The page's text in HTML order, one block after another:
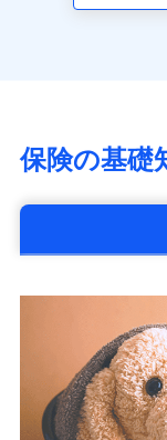
SOMPOひま
太陽生命保険
チューリッヒ
（https://
東京海上日動
（https://
日本生命保険
（https://
はなさく生命
（https://
保険の基礎